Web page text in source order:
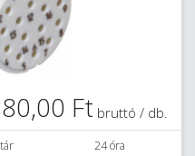
Ft bruttó / db.
24 óra